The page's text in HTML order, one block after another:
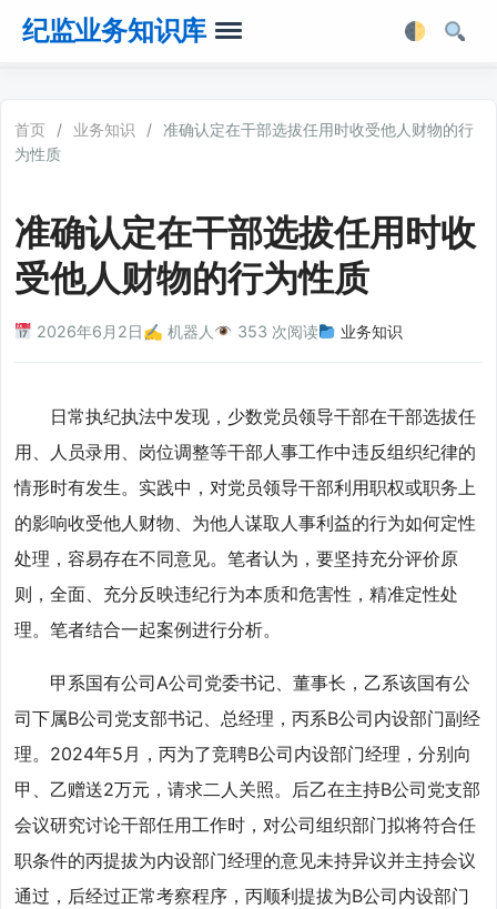
纪监业务知识库
法律法规
业务软件
业务工具箱
首页 / 业务知识 / 准确认定在干部选拔任用时收受他人财物的行
为性质
准确认定在干部选拔任用时收
受他人财物的行为性质
2026年6月2日✍️ 机器人 353 次阅读 业务知识
日常执纪执法中发现，少数党员领导干部在干部选拔任
用、人员录用、岗位调整等干部人事工作中违反组织纪律的
情形时有发生。实践中，对党员领导干部利用职权或职务上
的影响收受他人财物、为他人谋取人事利益的行为如何定性
处理，容易存在不同意见。笔者认为，要坚持充分评价原
则，全面、充分反映违纪行为本质和危害性，精准定性处
理。笔者结合一起案例进行分析。
甲系国有公司A公司党委书记、董事长，乙系该国有公
司下属B公司党支部书记、总经理，丙系B公司内设部门副经
理。2024年5月，丙为了竞聘B公司内设部门经理，分别向
甲、乙赠送2万元，请求二人关照。后乙在主持B公司党支部
会议研究讨论干部任用工作时，对公司组织部门拟将符合任
职条件的丙提拔为内设部门经理的意见未持异议并主持会议
通过，后经过正常考察程序，丙顺利提拔为B公司内设部门